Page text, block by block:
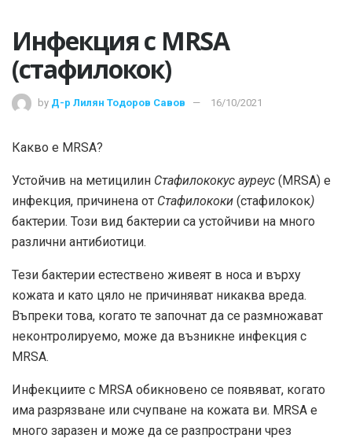
Инфекция с MRSA
(стафилокок)
by Д-р Лилян Тодоров Савов 16/10/2021
Какво е MRSA?
Устойчив на метицилин Стафилококус ауреус (MRSA) е
инфекция, причинена от Стафилококи (стафилокок)
бактерии. Този вид бактерии са устойчиви на много
различни антибиотици.
Тези бактерии естествено живеят в носа и върху
кожата и като цяло не причиняват никаква вреда.
Въпреки това, когато те започнат да се размножават
неконтролируемо, може да възникне инфекция с
MRSA.
Инфекциите с MRSA обикновено се появяват, когато
има разрязване или счупване на кожата ви. MRSA е
много заразен и може да се разпространи чрез